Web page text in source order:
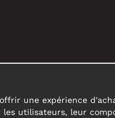
une expérience
utilisateurs, leur